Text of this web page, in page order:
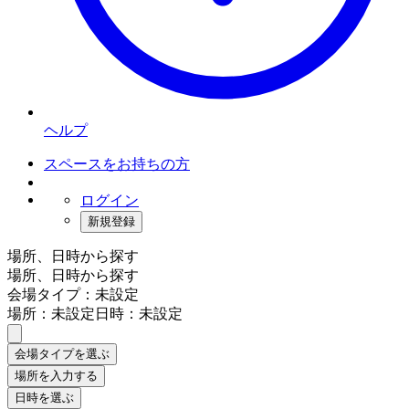
ヘルプ
スペースをお持ちの方
ログイン
新規登録
場所、日時から探す
場所、日時から探す
会場タイプ：未設定
場所：未設定日時：未設定
会場タイプを選ぶ
場所を入力する
日時を選ぶ